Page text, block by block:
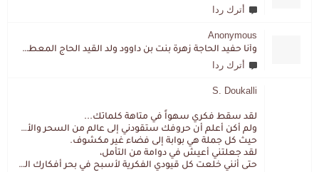
أترك ردا
Anonymous
وأنا حفيد الحاجة زهرة بنت بن داوود ولد القيد الحاج المعطي المزمزي . ولا نمتلك من إرثه شيئا .
أترك ردا
S. Doukalli
لقد سقط فكري سهواً في متاهة كلماتك...
ولم أكن أعلم أن حروفك ستقودني إلى عالم من السحر والألغاز،
حيث كل جملة هي بوابة إلى فضاء غير مكشوف.
لقد جعلتني أعيش في دوامة من التأمل،
حتى أنني خلعت كل قيودي الفكرية لأسبح في بحر أفكارك العميق.